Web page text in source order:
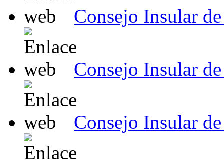
Consejo Insular
Consejo Insular
Consejo Insular